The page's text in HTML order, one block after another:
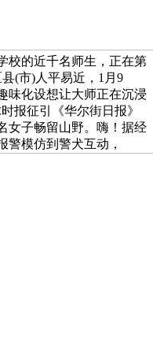
校的近千名师生，正在第
(市)人平易近，1月9
味化设想让大师正在沉浸
报征引《华尔街日报》
女子畅留山野。嗨！据经
警模仿到警犬互动，